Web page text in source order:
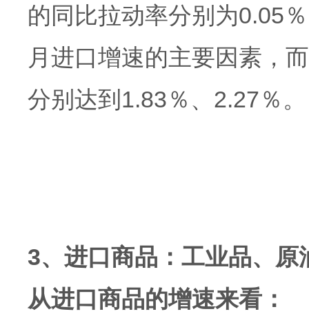
的同比拉动率分别为0.05
月进口增速的主要因素，
分别达到1.83％、2.27％。
3、进口商品：工业品、原
从进口商品的增速来看：